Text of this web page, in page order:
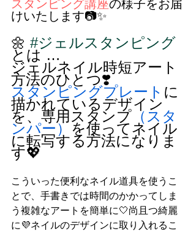
スタンピング講座の様子をお届
けいたします📷✨
🌼 #ジェルスタンピング
とは …
ジェルネイル時短アート
方法のひとつ❣️
スタンピングプレート に
描かれているデザイン
を、専用スタンプ （スタ
ンパー） を使ってネイル
に転写する方法になりま
す💖
こういった便利なネイル道具を使うこ
とで、手書きでは時間のかかってしま
う複雑なアートを簡単に🤍尚且つ綺麗
に💜ネイルのデザインに取り入れるこ